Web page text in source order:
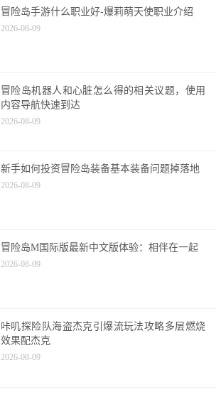
冒险岛手游什么职业好-爆莉萌天使职业介绍
2026-08-09
冒险岛机器人和心脏怎么得的相关议题，使用
内容导航快速到达
2026-08-09
新手如何投资冒险岛装备基本装备问题掉落地
2026-08-09
冒险岛M国际版最新中文版体验：相伴在一起
2026-08-09
咔叽探险队海盗杰克引爆流玩法攻略多层燃烧
效果配杰克
2026-08-09